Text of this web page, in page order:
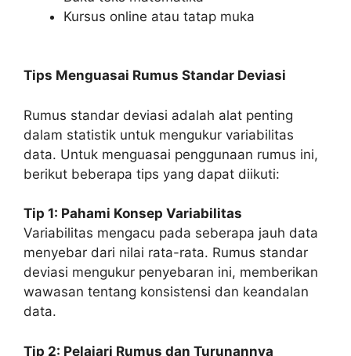
Kursus online atau tatap muka
Tips Menguasai Rumus Standar Deviasi
Rumus standar deviasi adalah alat penting
dalam statistik untuk mengukur variabilitas
data. Untuk menguasai penggunaan rumus ini,
berikut beberapa tips yang dapat diikuti:
Tip 1: Pahami Konsep Variabilitas
Variabilitas mengacu pada seberapa jauh data
menyebar dari nilai rata-rata. Rumus standar
deviasi mengukur penyebaran ini, memberikan
wawasan tentang konsistensi dan keandalan
data.
Tip 2: Pelajari Rumus dan Turunannya